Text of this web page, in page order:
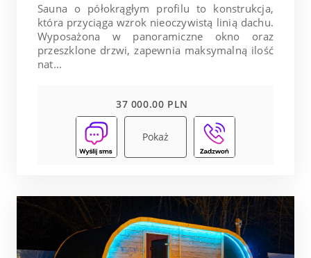
Sauna o półokrągłym profilu to konstrukcja,
która przyciąga wzrok nieoczywistą linią dachu.
Wyposażona w panoramiczne okno oraz
przeszklone drzwi, zapewnia maksymalną ilość
nat...
37 000.00 PLN
Pokaż